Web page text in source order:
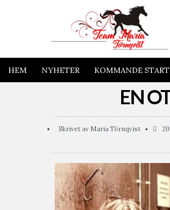
HEM NYHETER KOMMANDE
EN
Skrivet av Maria Törnqvist